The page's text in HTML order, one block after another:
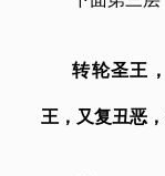
转轮圣王
王，又复丑恶